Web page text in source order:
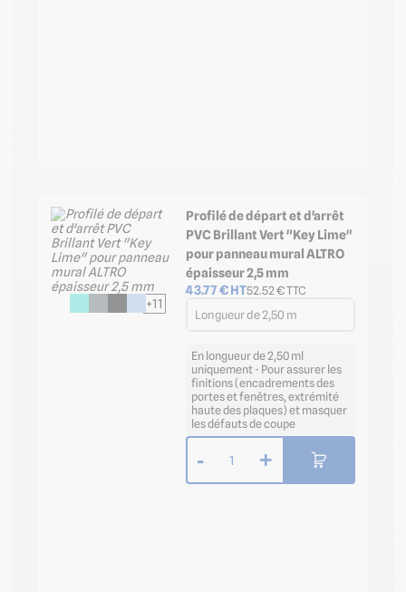
+11
Profilé de départ et d'arrêt
PVC Brillant Vert "Key Lime"
pour panneau mural ALTRO
épaisseur 2,5 mm
43.77€ HT52.52€ TTC
Longueur de 2,50 m
En longueur de 2,50 ml
uniquement - Pour assurer les
finitions (encadrements des
portes et fenêtres, extrémité
haute des plaques) et masquer
les défauts de coupe
- 1 +